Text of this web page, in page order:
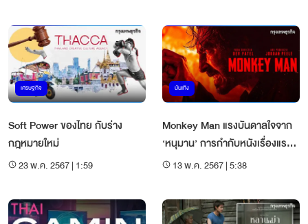
เศรษฐกิจ
Soft Power ของไทย กับร่าง
กฎหมายใหม่
23 พ.ค. 2567 | 1:59
บันเทิง
Monkey Man แรงบันดาลใจจาก
‘หนุมาน’ การกำกับหนังเรื่องแรก
ของ ‘เดฟ พาเทล’
13 พ.ค. 2567 | 5:38